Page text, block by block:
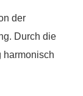
der
Durch die
harmonisch